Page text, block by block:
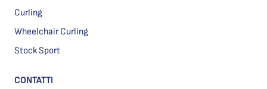
Curling
Wheelchair Curling
Stock Sport
CONTATTI